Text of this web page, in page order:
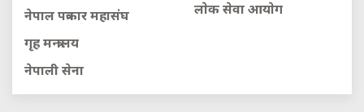
नेपाल पत्रकार महासंघ
गृह मन्त्रालय
नेपाली सेना
लाेक सेवा आयाेग